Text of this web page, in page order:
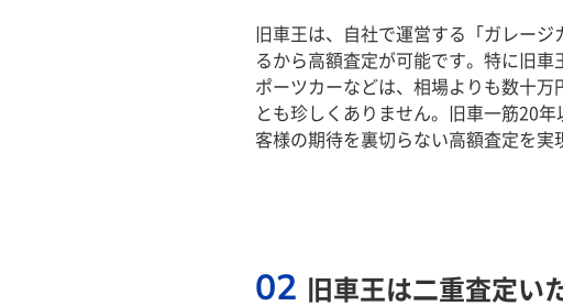
旧車王は、自社で運営する「ガレー
るから高額査定が可能です。特に旧
ポーツカーなどは、相場よりも数十
とも珍しくありません。旧車一筋20
客様の期待を裏切らない高額査定を実
02 旧車王は二重査定い